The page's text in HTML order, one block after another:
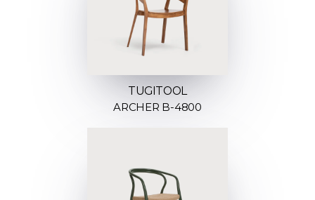
TUGITOOL
ARCHER B-4800